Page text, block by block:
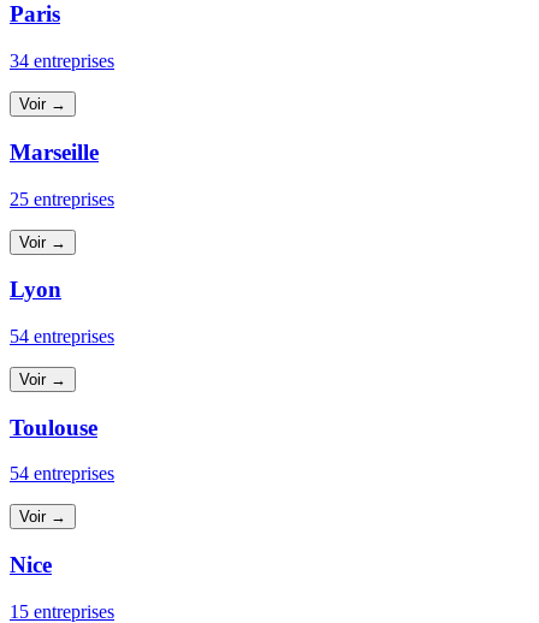
Paris
34 entreprises
Voir →
Marseille
25 entreprises
Voir →
Lyon
54 entreprises
Voir →
Toulouse
54 entreprises
Voir →
Nice
15 entreprises